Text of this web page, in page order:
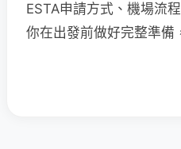
ESTA申請方式、機場流
你在出發前做好完整準備